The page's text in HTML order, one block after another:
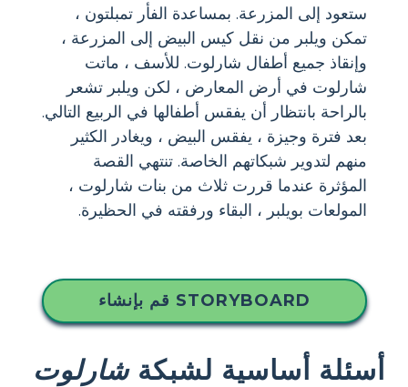
ستعود إلى المزرعة. بمساعدة الفأر تمبلتون ،
تمكن ويلبر من نقل كيس البيض إلى المزرعة ،
وإنقاذ جميع أطفال شارلوت. للأسف ، ماتت
شارلوت في أرض المعارض ، لكن ويلبر تشعر
بالراحة بانتظار أن يفقس أطفالها في الربيع التالي.
بعد فترة وجيزة ، يفقس البيض ، ويغادر الكثير
منهم لتدوير شبكاتهم الخاصة. تنتهي القصة
المؤثرة عندما قررت ثلاث من بنات شارلوت ،
المولعات بويلبر ، البقاء ورفقته في الحظيرة.
قم بإنشاء STORYBOARD
أسئلة أساسية لشبكةشارلوت